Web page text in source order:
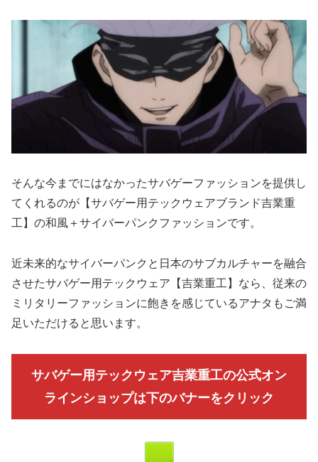
そんな今までにはなかったサバゲーファッションを提供し
てくれるのが【サバゲー用テックウェアブランド吉業重
工】の和風＋サイバーパンクファッションです。
近未来的なサイバーパンクと日本のサブカルチャーを融合
させたサバゲー用テックウェア【吉業重工】なら、従来の
ミリタリーファッションに飽きを感じているアナタもご満
足いただけると思います。
サバゲー用テックウェア吉業重工の公式オン
ラインショップは下のバナーをクリック